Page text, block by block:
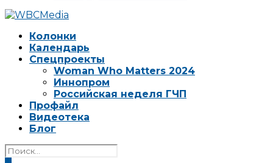
Колонки
Календарь
Спецпроекты
Woman Who Matters 2024
Иннопром
Российская неделя ГЧП
Профайл
Видеотека
Блог